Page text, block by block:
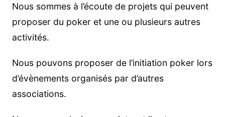
Nous sommes à l’écoute de projets qui peuvent
proposer du poker et une ou plusieurs autres
activités.
Nous pouvons proposer de l’initiation poker lors
d’évènements organisés par d’autres
associations.